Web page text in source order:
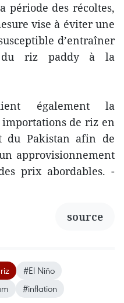
période des récoltes,
vise à éviter une
d’entraîner
du riz paddy à la
également la
de riz en
du Pakistan afin de
approvisionnement
prix abordables. -
source
#El Niño
#inflation